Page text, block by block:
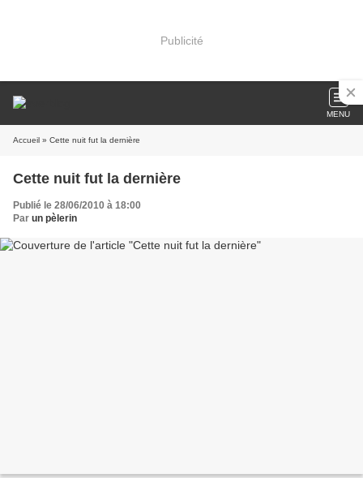
Publicité
MENU
Accueil » Cette nuit fut la dernière
Cette nuit fut la dernière
Publié le 28/06/2010 à 18:00
Par un pèlerin